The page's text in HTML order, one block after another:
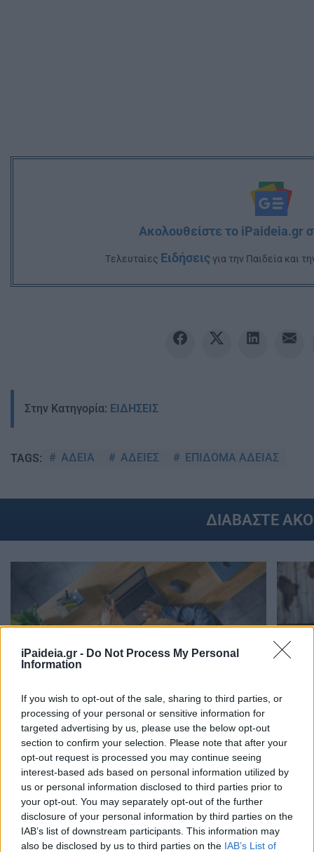
iPaideia.gr - Do Not Process My Personal
Information
If you wish to opt-out of the sale, sharing to third parties, or
processing of your personal or sensitive information for
targeted advertising by us, please use the below opt-out
section to confirm your selection. Please note that after your
opt-out request is processed you may continue seeing
interest-based ads based on personal information utilized by
us or personal information disclosed to third parties prior to
your opt-out. You may separately opt-out of the further
disclosure of your personal information by third parties on the
IAB’s list of downstream participants. This information may
also be disclosed by us to third parties on the IAB’s List of
Ακολουθείστε το iPaideia.gr
Tελευταίες Ειδήσειςγια την Παιδεία και
Στην Κατηγορία: ΕΙΔΗΣΕΙΣ
TAGS: ΑΔΕΙΑ ΑΔΕΙΕΣ ΕΠΙΔΟΜΑ ΑΔΕΙΑΣ
ΔΙΑΒΑΣΤΕ
Επίδομα άδειας 2026: Πότε καταβάλλεται, πώς
υπολογίζεται και τι ισχύει αν δεν χορηγηθεί η άδεια